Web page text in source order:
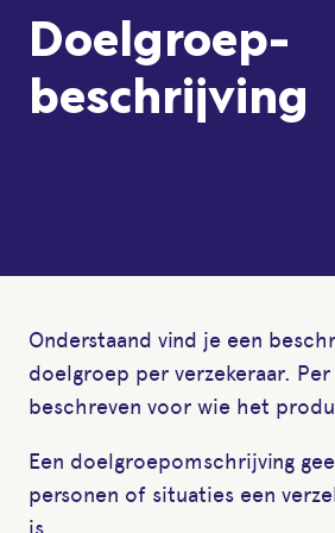
Doelgroep-
beschrijving
Onderstaand vind je een
doelgroep per verzekeraar.
beschreven voor wie het
Een doelgroepomschrijving
personen of situaties een
is.